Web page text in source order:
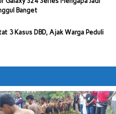
Banget
3 Kasus DBD, Ajak Warga Peduli